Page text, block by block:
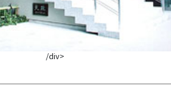
/div>